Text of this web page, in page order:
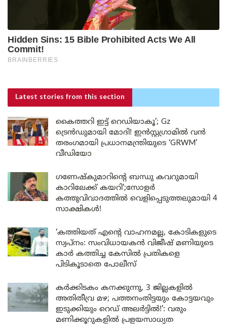
Latest stories from this section
കൈത്തറി ഇട്ട് റെഡിയാകൂ’; Gz
ട്രെൻഡുമായി മോദി! ഇൻസ്റ്റഗ്രാമിൽ വൻ
തരംഗമായി പ്രധാനമന്ത്രിയുടെ ‘GRWM’
വീഡിയോ
ഗണേഷ്കുമാറിന്റെ ബന്ധു കവറുമായി
കാറിലേക്ക് കയറി’;സോളർ
കത്തുവിവാദത്തിൽ വെളിപ്പെടുത്തലുമായി 4
സാക്ഷികൾ!
‘കത്തിയത് എന്റെ വാഹനമല്ല, കോടികളുടെ
സ്വപ്നം: സംവിധായകൻ വിജീഷ് മണിയുടെ
കാർ കത്തിച്ച കേസിൽ പ്രതികളെ
പിടികൂടാതെ പോലീസ്
കർക്കിടകം കനക്കുന്നു, 3 ജില്ലകളിൽ
അതിതീവ്ര മഴ; പത്തനംതിട്ടയും കോട്ടയവും
ഇടുക്കിയും റെഡ് അലർട്ടിൽ!’: വരും
മണിക്കൂറുകളിൽ പ്രളയസാധ്യത